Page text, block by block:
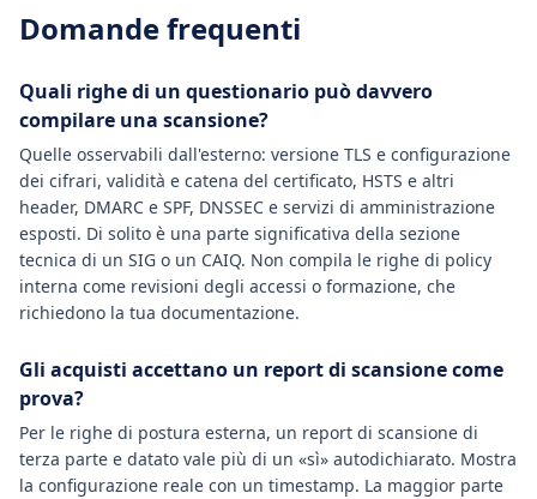
Domande frequenti
Quali righe di un questionario può davvero
compilare una scansione?
Quelle osservabili dall'esterno: versione TLS e configurazione
dei cifrari, validità e catena del certificato, HSTS e altri
header, DMARC e SPF, DNSSEC e servizi di amministrazione
esposti. Di solito è una parte significativa della sezione
tecnica di un SIG o un CAIQ. Non compila le righe di policy
interna come revisioni degli accessi o formazione, che
richiedono la tua documentazione.
Gli acquisti accettano un report di scansione come
prova?
Per le righe di postura esterna, un report di scansione di
terza parte e datato vale più di un «sì» autodichiarato. Mostra
la configurazione reale con un timestamp. La maggior parte